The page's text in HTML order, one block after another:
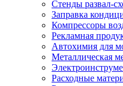
Стенды развал-
Заправка
Компрессоры
Рекламная
Автохимия для
Металлическая
Расходные